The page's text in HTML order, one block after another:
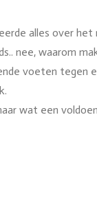
alles over het
nee, waarom
voeten tegen
wat een